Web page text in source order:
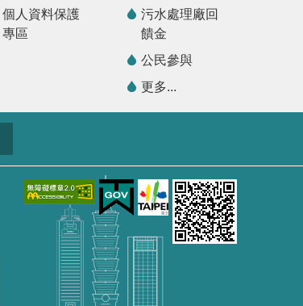
個人資料保護
專區
污水處理廠回
饋金
公民參與
更多...